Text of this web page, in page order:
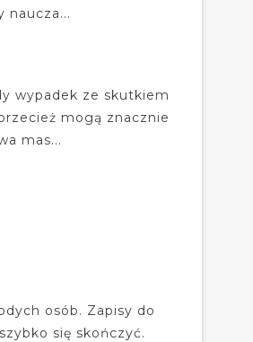
naucza...
wypadek ze skutkiem
mogą znacznie
mas...
osób. Zapisy do
się skończyć.